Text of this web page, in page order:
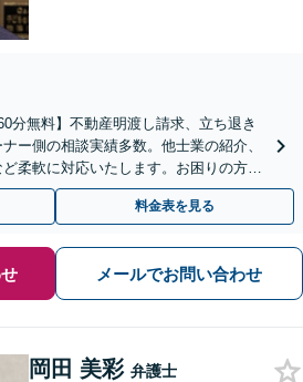
分無料】不動産明渡し請求、立ち退き
ー側の相談実績多数。他士業の紹介、
柔軟に対応いたします。お困りの方
夜間・休日対応可】
料金表を見る
メールでお問い合わせ
岡田 美彩 弁護士